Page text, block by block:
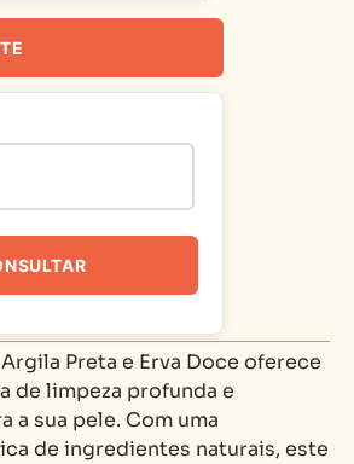
Preta e Erva Doce oferece
de limpeza profunda e
a sua pele. Com uma
de ingredientes naturais, este